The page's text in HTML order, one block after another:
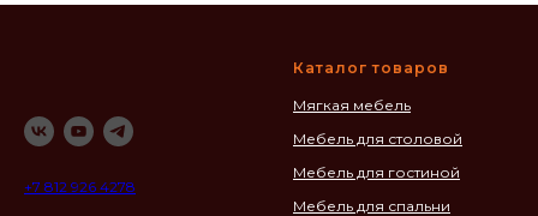
+7 812 926 4278
Каталог товаров
Мягкая мебель
Мебель для столовой
Мебель для гостиной
Мебель для спальни